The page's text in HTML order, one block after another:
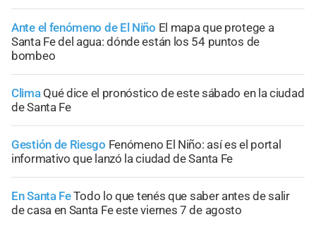
Ante el fenómeno de El Niño El mapa que protege a
Santa Fe del agua: dónde están los 54 puntos de
bombeo
Clima Qué dice el pronóstico de este sábado en la ciudad
de Santa Fe
Gestión de Riesgo Fenómeno El Niño: así es el portal
informativo que lanzó la ciudad de Santa Fe
En Santa FeTodo lo que tenés que saber antes de salir
de casa en Santa Fe este viernes 7 de agosto